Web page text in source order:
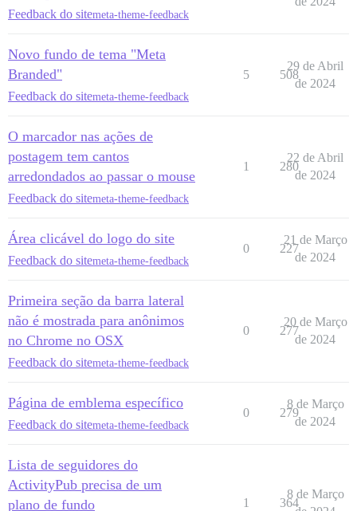
Feedback do sitemeta-theme-feedback
Novo fundo de tema "Meta
Branded"
Feedback do sitemeta-theme-feedback
5 508
29 de Abril
de 2024
O marcador nas ações de
postagem tem cantos
arredondados ao passar o mouse
Feedback do sitemeta-theme-feedback
1 280
22 de Abril
de 2024
Área clicável do logo do site
Feedback do sitemeta-theme-feedback
0 227
21 de Março
de 2024
Primeira seção da barra lateral
não é mostrada para anônimos
no Chrome no OSX
Feedback do sitemeta-theme-feedback
0 277
20 de Março
de 2024
Página de emblema específico
Feedback do sitemeta-theme-feedback
0 279
8 de Março
de 2024
Lista de seguidores do
ActivityPub precisa de um
plano de fundo
1 364
8 de Março